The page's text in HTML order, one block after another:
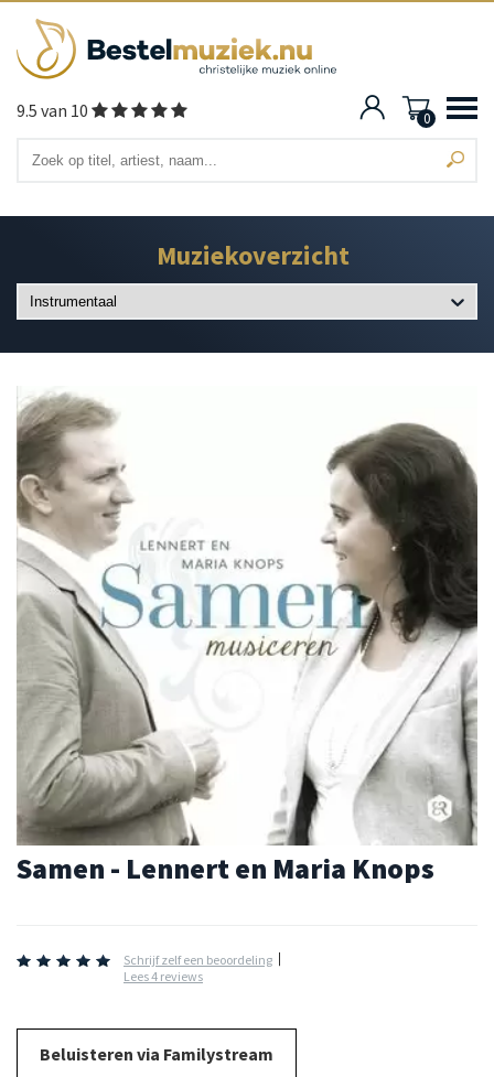
9.5 van 10 0
Muziekoverzicht
Samen - Lennert en Maria Knops
Schrijf zelf een beoordeling
Lees 4 reviews
Beluisteren via Familystream